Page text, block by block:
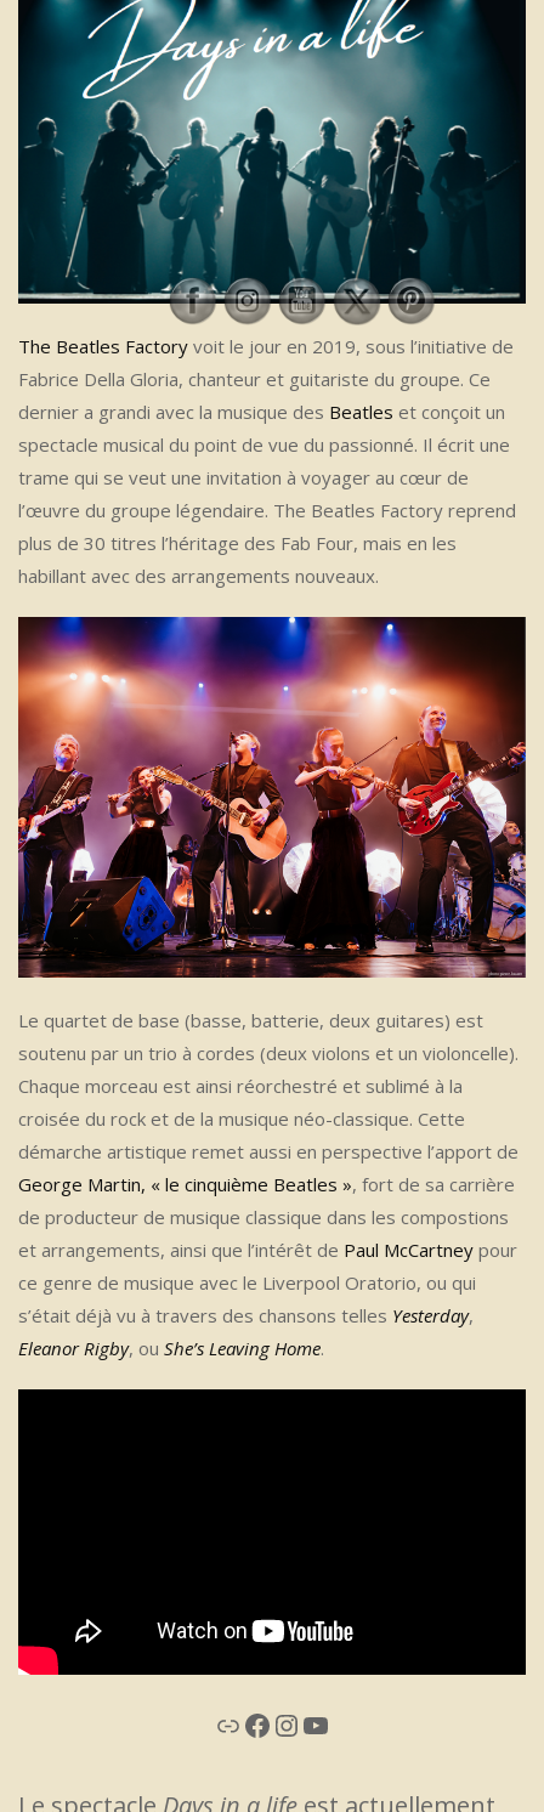
The Beatles Factory voit le jour en 2019, sous l’initiative de
Fabrice Della Gloria, chanteur et guitariste du groupe. Ce
dernier a grandi avec la musique des Beatles et conçoit un
spectacle musical du point de vue du passionné. Il écrit une
trame qui se veut une invitation à voyager au cœur de
l’œuvre du groupe légendaire. The Beatles Factory reprend
plus de 30 titres l’héritage des Fab Four, mais en les
habillant avec des arrangements nouveaux.
Le quartet de base (basse, batterie, deux guitares) est
soutenu par un trio à cordes (deux violons et un violoncelle).
Chaque morceau est ainsi réorchestré et sublimé à la
croisée du rock et de la musique néo-classique. Cette
démarche artistique remet aussi en perspective l’apport de
George Martin, « le cinquième Beatles », fort de sa carrière
de producteur de musique classique dans les compostions
et arrangements, ainsi que l’intérêt de Paul McCartney pour
ce genre de musique avec le Liverpool Oratorio, ou qui
s’était déjà vu à travers des chansons telles Yesterday,
Eleanor Rigby, ou She’s Leaving Home.
LienFacebook
Instagram
YouTube
Le spectacle Days in a life est actuellement